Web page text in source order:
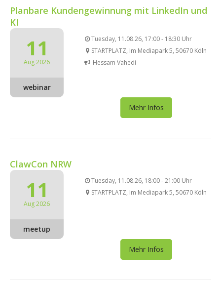
Planbare Kundengewinnung mit LinkedIn und
KI
11
Aug 2026
webinar
Tuesday, 11.08.26, 17:00 - 18:30 Uhr
STARTPLATZ, Im Mediapark 5, 50670 Köln
Hessam Vahedi
Mehr Infos
ClawCon NRW
11
Aug 2026
meetup
Tuesday, 11.08.26, 18:00 - 21:00 Uhr
STARTPLATZ, Im Mediapark 5, 50670 Köln
Mehr Infos